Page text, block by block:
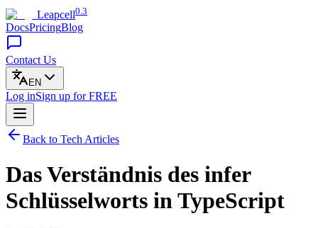
Leapcell0.3
DocsPricingBlog
Contact Us
EN
Log inSign up for FREE
Back to Tech Articles
Das Verständnis des infer
Schlüsselworts in TypeScript